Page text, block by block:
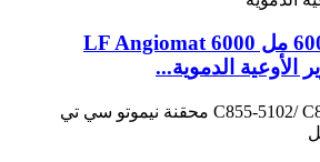
600269-150 مل LF Angiomat 6000
الأوعية الدموية...